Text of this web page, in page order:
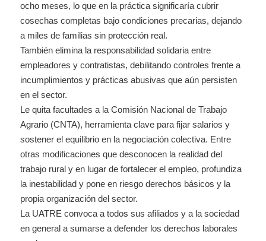
ocho meses, lo que en la práctica significaría cubrir
cosechas completas bajo condiciones precarias, dejando
a miles de familias sin protección real.
También elimina la responsabilidad solidaria entre
empleadores y contratistas, debilitando controles frente a
incumplimientos y prácticas abusivas que aún persisten
en el sector.
Le quita facultades a la Comisión Nacional de Trabajo
Agrario (CNTA), herramienta clave para fijar salarios y
sostener el equilibrio en la negociación colectiva. Entre
otras modificaciones que desconocen la realidad del
trabajo rural y en lugar de fortalecer el empleo, profundiza
la inestabilidad y pone en riesgo derechos básicos y la
propia organización del sector.
La UATRE convoca a todos sus afiliados y a la sociedad
en general a sumarse a defender los derechos laborales